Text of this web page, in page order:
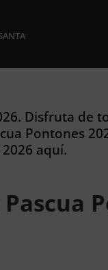
Disfruta de
Pontones
aquí.